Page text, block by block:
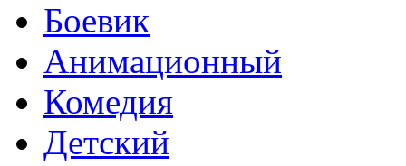
Боевик
Анимационный
Комедия
Детский